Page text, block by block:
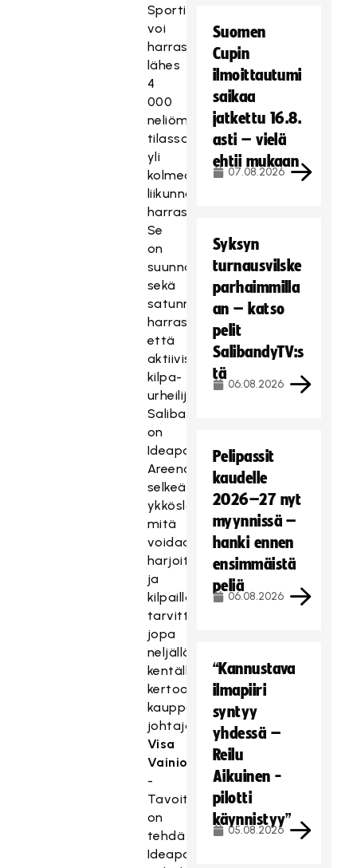
Sportissa
voi
harrastaa
lähes
4
000
neliömetrin
tilassa
yli
kolmeakymmentä
liikunnallista
harrastusta.
Se
on
suunnattu
sekä
satunnaisille
harrastajille
että
aktiivisille
kilpa-
urheilijoille.
Salibandy
on
Ideapark
Areenalla
selkeä
ykköslaji,
mitä
voidaan
harjoitella
ja
kilpailla
tarvittaessa
jopa
neljällä
kentällä,
kertoo
kauppakeskuksen
johtaja
Visa
Vainiola
-
Tavoitteena
on
tehdä
Ideaparkista
Suomen
Cupin
ilmoittautumi
saikaa
jatkettu 16.8.
asti – vielä
ehtii mukaan
07.08.2026
Syksyn
turnausvilske
parhaimmilla
an – katso
pelit
SalibandyTV:s
tä
06.08.2026
Pelipassit
kaudelle
2026–27 nyt
myynnissä –
hanki ennen
ensimmäistä
peliä
06.08.2026
“Kannustava
ilmapiiri
syntyy
yhdessä –
Reilu
Aikuinen -
pilotti
käynnistyy”
05.08.2026